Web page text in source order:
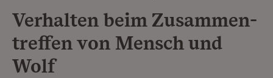
Verhalten beim Zusammen­
treffen von Mensch und
Wolf